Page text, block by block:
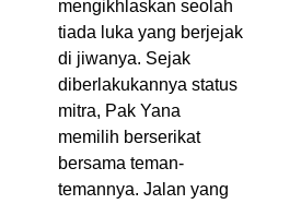
mengikhlaskan seolah
tiada luka yang berjejak
di jiwanya. Sejak
diberlakukannya status
mitra, Pak Yana
memilih berserikat
bersama teman-
temannya. Jalan yang